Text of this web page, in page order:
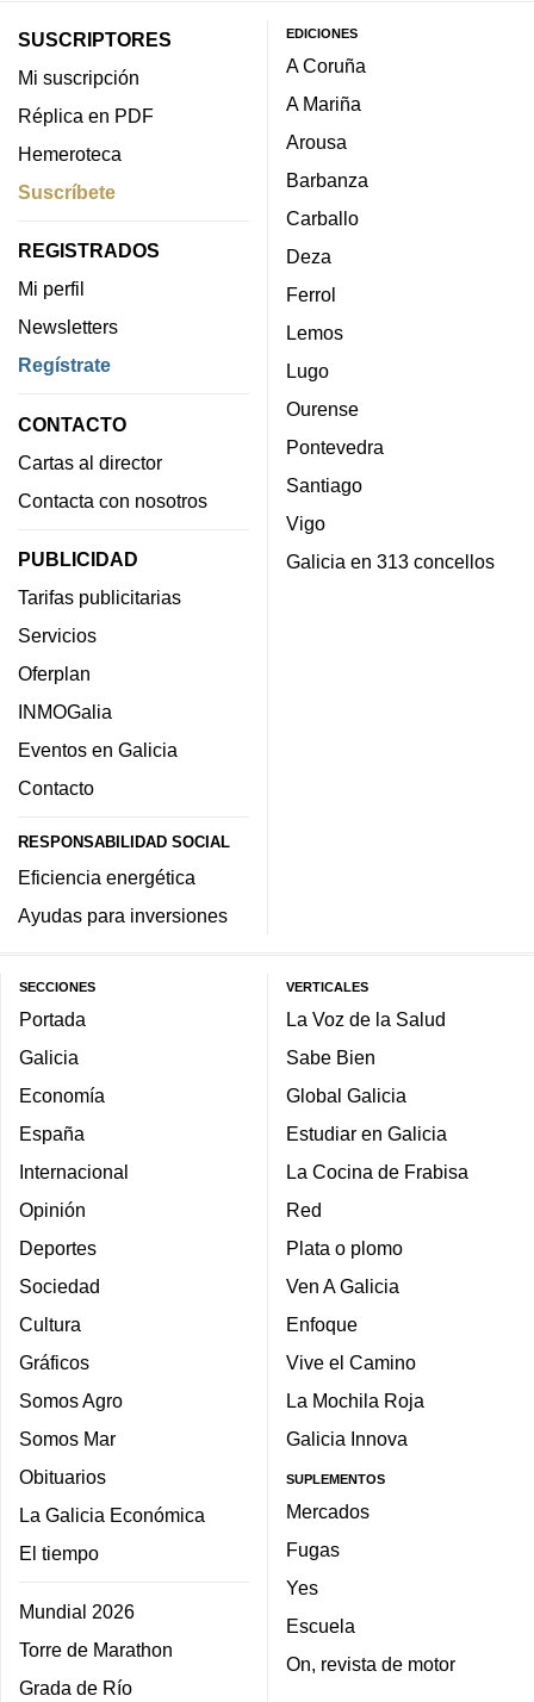
SUSCRIPTORES
Mi suscripción
Réplica en PDF
Hemeroteca
Suscríbete
REGISTRADOS
Mi perfil
Newsletters
Regístrate
CONTACTO
Cartas al director
Contacta con nosotros
PUBLICIDAD
Tarifas publicitarias
Servicios
Oferplan
INMOGalia
Eventos en Galicia
Contacto
RESPONSABILIDAD SOCIAL
Eficiencia energética
Ayudas para inversiones
EDICIONES
A Coruña
A Mariña
Arousa
Barbanza
Carballo
Deza
Ferrol
Lemos
Lugo
Ourense
Pontevedra
Santiago
Vigo
Galicia en 313 concellos
SECCIONES
Portada
Galicia
Economía
España
Internacional
Opinión
Deportes
Sociedad
Cultura
Gráficos
Somos Agro
Somos Mar
Obituarios
La Galicia Económica
El tiempo
Mundial 2026
Torre de Marathon
Grada de Río
VERTICALES
La Voz de la Salud
Sabe Bien
Global Galicia
Estudiar en Galicia
La Cocina de Frabisa
Red
Plata o plomo
Ven A Galicia
Enfoque
Vive el Camino
La Mochila Roja
Galicia Innova
SUPLEMENTOS
Mercados
Fugas
Yes
Escuela
On, revista de motor